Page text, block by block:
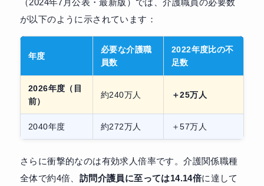
が以下のように示されています：
年度
必要な介護職
員数
2022年度比の不
足数
2026年度（目
前）
約240万人 ＋25万人
2040年度 約272万人 ＋57万人
さらに衝撃的なのは有効求人倍率です。介護関係職種
全体で約4倍、 訪問介護員に至っては14.14倍に達して